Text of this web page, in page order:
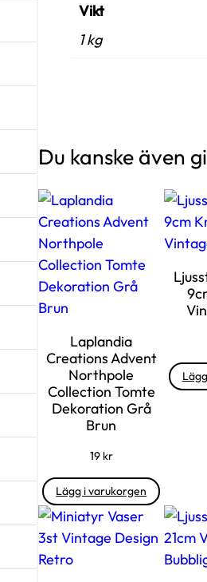
Vikt
1 kg
Du kanske även
Laplandia
Creations Advent
Northpole
Collection Tomte
Dekoration Grå
Brun
19 kr
Lägg i varukorgen